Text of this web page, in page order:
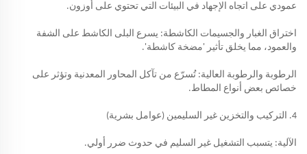
عمودي على اتجاه الإجهاد في البيئات التي تحتوي على أوزون.
اختراق الغبار والجسيمات الكاشطة: يسرع البلى الكاشط على الشفة
والعمود، مما يخلق تأثير 'مضخة كاشطة'.
الرطوبة والرطوبة العالية: تُسرّع من تآكل المحاور المعدنية وتؤثر على
خصائص بعض أنواع المطاط.
4. التركيب والتخزين غير السليمين (عوامل بشرية)
الآلية: يتسبب التشغيل غير السليم في حدوث ضرر أولي.